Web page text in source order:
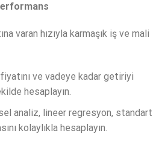
varan hızıyla karmaşık iş ve mali
ve vadeye kadar getiriyi
hesaplayın.
analiz, lineer regresyon, standart
kolaylıkla hesaplayın.